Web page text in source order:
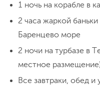
село, с
которое
"Левиафан".
День 2
Выход в море на
посещение
После
длительное
1 ночь на корабле в
2 часа жаркой
Баренцево море
2 ночи на турбазе в
местное
Все завтраки, обед и